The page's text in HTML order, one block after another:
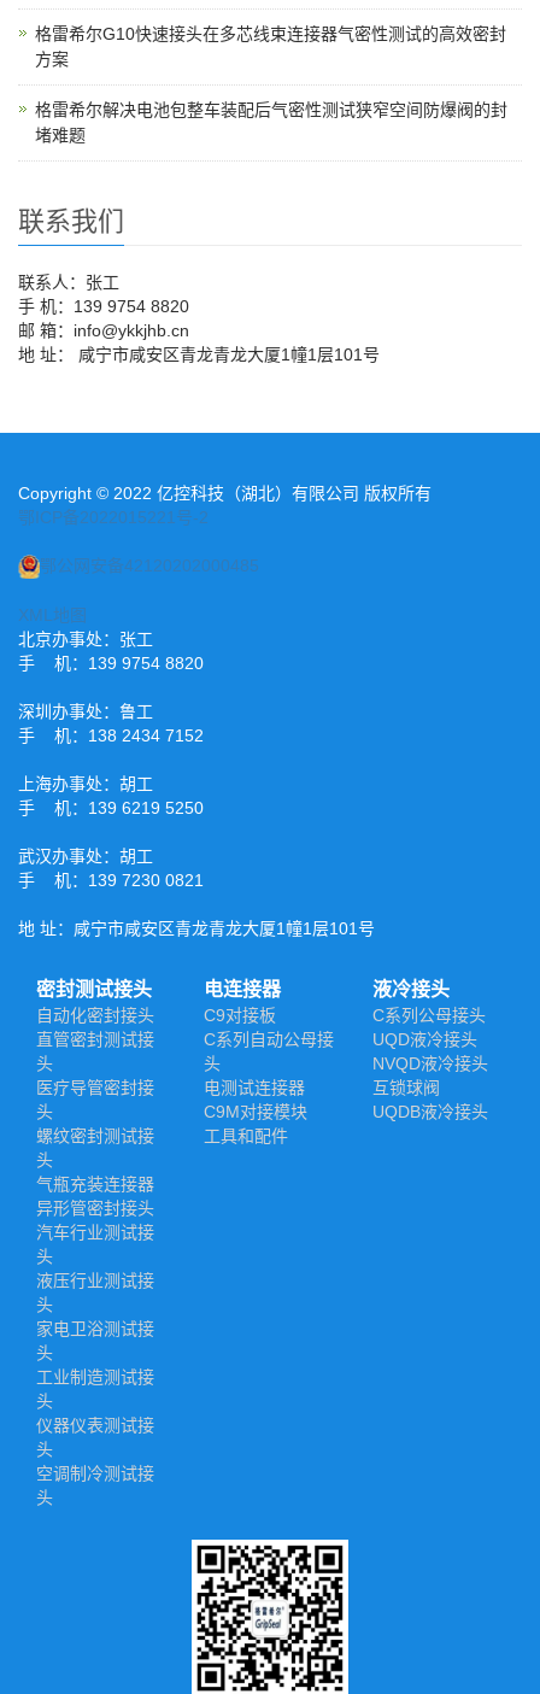
格雷希尔G10快速接头在多芯线束连接器气密性测试的高效密封
方案
格雷希尔解决电池包整车装配后气密性测试狭窄空间防爆阀的封
堵难题
联系我们
联系人：张工
手 机：139 9754 8820
邮 箱：info@ykkjhb.cn
地 址： 咸宁市咸安区青龙青龙大厦1幢1层101号
Copyright © 2022 亿控科技（湖北）有限公司 版权所有
鄂ICP备2022015221号-2
鄂公网安备42120202000485
XML地图
北京办事处：张工
手 机：139 9754 8820
深圳办事处：鲁工
手 机：138 2434 7152
上海办事处：胡工
手 机：139 6219 5250
武汉办事处：胡工
手 机：139 7230 0821
地 址：咸宁市咸安区青龙青龙大厦1幢1层101号
密封测试接头
自动化密封接头
直管密封测试接
头
医疗导管密封接
头
螺纹密封测试接
头
气瓶充装连接器
异形管密封接头
汽车行业测试接
头
液压行业测试接
头
家电卫浴测试接
头
工业制造测试接
头
仪器仪表测试接
头
空调制冷测试接
头
电连接器
C9对接板
C系列自动公母接
头
电测试连接器
C9M对接模块
工具和配件
液冷接头
C系列公母接头
UQD液冷接头
NVQD液冷接头
互锁球阀
UQDB液冷接头